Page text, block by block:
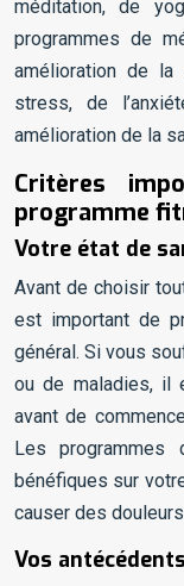
méditation, de
programmes de
amélioration de la
stress, de
amélioration de la
Critères
programme
Votre état de
Avant de choisir
est important de
général. Si vous
ou de maladies, il
avant de
Les
bénéfiques sur
causer des
Vos